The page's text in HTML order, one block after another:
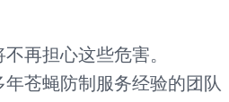
再担心这些危害。
苍蝇防制服务经验的团队